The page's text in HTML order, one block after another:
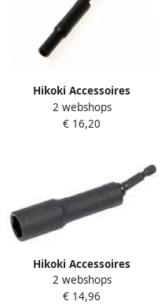
Hikoki Accessoires
Hoekdopsleutel 8 Mm
750331
2 webshops
€ 16,20
Hikoki Accessoires
Hoekdopsleutel 10 Mm
750332
2 webshops
€ 14,96